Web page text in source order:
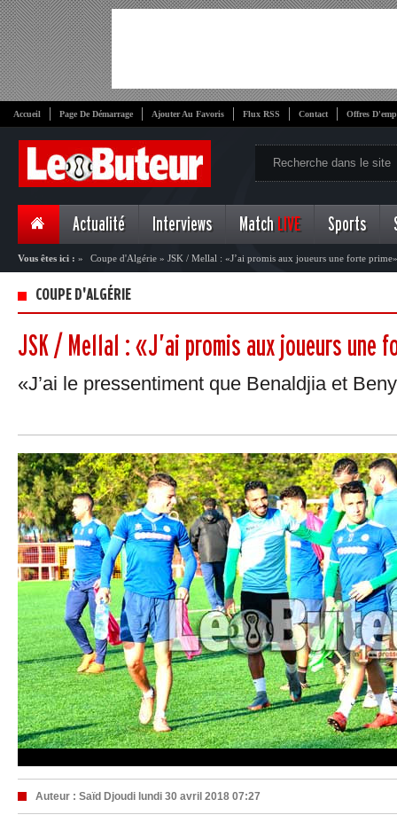
Accueil Page De Démarrage Ajouter Au Favoris Flux RSS Contact Offres
Actualité Interviews Match LIVE Sports
Vous êtes ici : » Coupe d'Algérie » JSK / Mellal : «J’ai promis aux joueurs une forte prime»
COUPE D'ALGÉRIE
JSK / Mellal : «J’ai promis aux joueurs une
«J’ai le pressentiment que Benaldjia et
Auteur : Saïd Djoudi lundi 30 avril 2018 07:27